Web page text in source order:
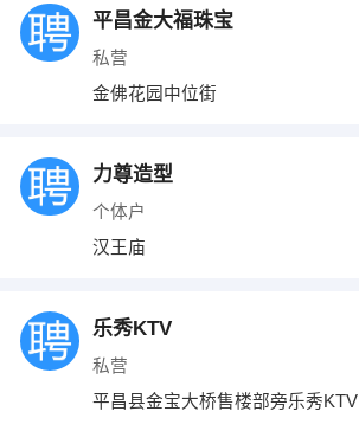
平昌金大福珠宝
私营
金佛花园中位街
力尊造型
个体户
汉王庙
乐秀KTV
私营
平昌县金宝大桥售楼部旁乐秀KTV